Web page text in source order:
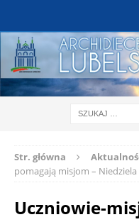
Str. główna
pomagają misjom – Niedziela
Uczniowie-